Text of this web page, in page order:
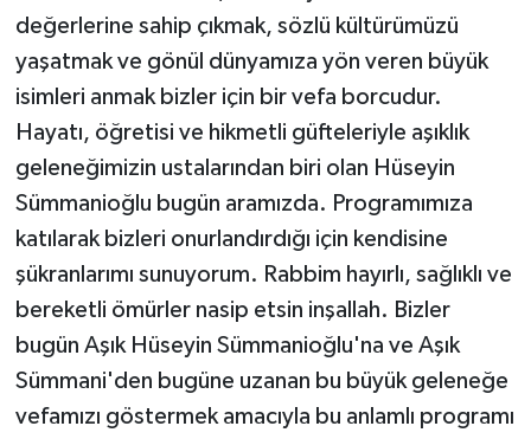
değerlerine sahip çıkmak, sözlü kültürümüzü
yaşatmak ve gönül dünyamıza yön veren büyük
isimleri anmak bizler için bir vefa borcudur.
Hayatı, öğretisi ve hikmetli güfteleriyle aşıklık
geleneğimizin ustalarından biri olan Hüseyin
Sümmanioğlu bugün aramızda. Programımıza
katılarak bizleri onurlandırdığı için kendisine
şükranlarımı sunuyorum. Rabbim hayırlı, sağlıklı ve
bereketli ömürler nasip etsin inşallah. Bizler
bugün Aşık Hüseyin Sümmanioğlu'na ve Aşık
Sümmani'den bugüne uzanan bu büyük geleneğe
vefamızı göstermek amacıyla bu anlamlı programı